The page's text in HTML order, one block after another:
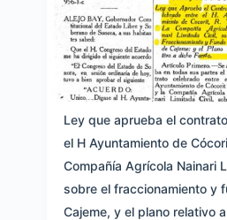
Ley que aprueba el
el H Ayuntamiento de
Compañía Agrícola Nainari
sobre el fraccionamiento y
Cajeme, y el plano relativo